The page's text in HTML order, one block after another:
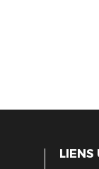
LIENS